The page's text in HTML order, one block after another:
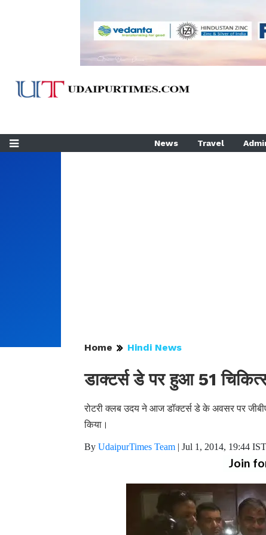
News Travel
Home Hindi News
डाक्टर्स डे पर हुआ 51
रोटरी क्लब उदय ने आज डॉक्टर्स डे के अवसर पर
किया।
By UdaipurTimes Team | Jul 1, 2014, 19:44 IST
Join